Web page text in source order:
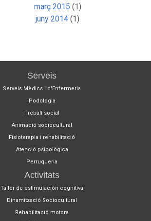
març 2015 (1)
juny 2014 (1)
Serveis
Serveis Mèdics i d'Enfermeria
Podologia
Treball social
Animació sociocultural
Fisioterapia i rehabilitació
Atenció psicològica
Perruqueria
Activitats
Taller de estimulación cognitiva
Dinamització Sociocultural
Rehabilitació motora